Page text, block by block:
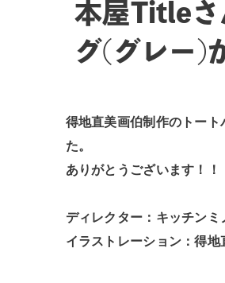
本屋Titleさ
グ(グレー)
得地直美画伯制作のトー
た。
ありがとうございます！！
ディレクター：キッチンミ
イラストレーション：得地